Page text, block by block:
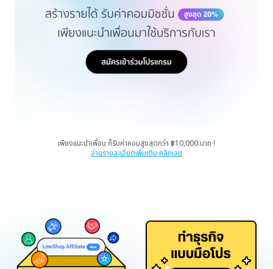
เพียงแนะนำเพื่อน ก็รับค่าคอมสูงสุดกว่า ฿10,000 บาท !
อ่านรายละเอียดเพิ่มเติม คลิกเลย